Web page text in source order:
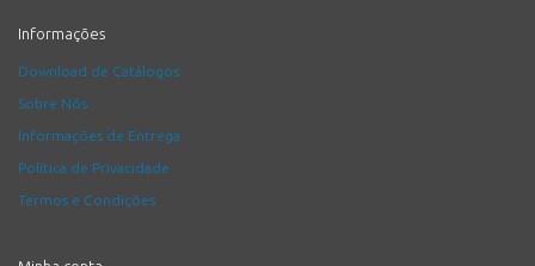
Informações
Download de Catálogos
Sobre Nós
Informações de Entrega
Política de Privacidade
Termos e Condições